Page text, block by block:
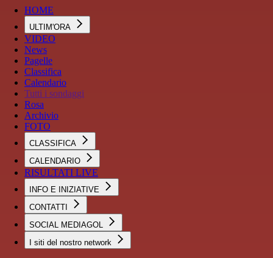
HOME
ULTIM'ORA
VIDEO
News
Pagelle
Classifica
Calendario
Tutti i sondaggi
Rosa
Archivio
FOTO
CLASSIFICA
CALENDARIO
RISULTATI LIVE
INFO E INIZIATIVE
CONTATTI
SOCIAL MEDIAGOL
I siti del nostro network